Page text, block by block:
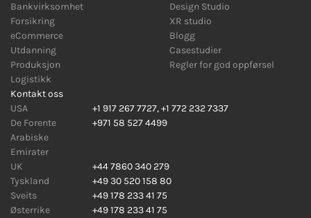
Bankvirksomhet
Forsikring
eCommerce
Utdanning
Produksjon
Logistikk
Design Studio
XR studio
Blogg
Casestudier
Regler for god oppførsel
Kontakt oss
USA
+1 917 267 7727,+1 772 232 7337
De Forente
Arabiske
Emirater
+971 58 527 4499
UK
+44 7860 340 279
Tyskland
+49 30 520 158 80
Sveits
+49 178 233 41 75
Østerrike
+49 178 233 41 75